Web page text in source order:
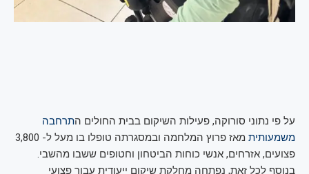
על פי נתוני סורוקה, פעילות השיקום בבית החולים התרחבה
משמעותית
מאז פרוץ המלחמה ובמסגרתה טופלו בו מעל ל- 3,800
פצועים, אזרחים, אנשי כוחות הביטחון וחטופים ששבו מהשבי.
בנוסף לכל זאת, נפתחה מחלקת שיקום ייעודית עבור פצועי